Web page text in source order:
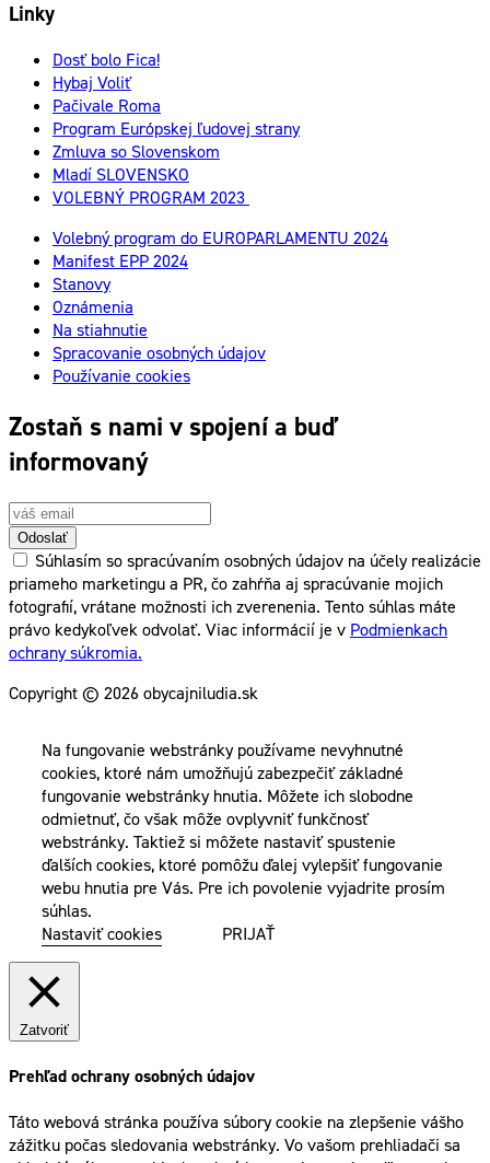
Linky
Dosť bolo Fica!
Hybaj Voliť
Pačivale Roma
Program Európskej ľudovej strany
Zmluva so Slovenskom
Mladí SLOVENSKO
VOLEBNÝ PROGRAM 2023
Volebný program do EUROPARLAMENTU 2024
Manifest EPP 2024
Stanovy
Oznámenia
Na stiahnutie
Spracovanie osobných údajov
Používanie cookies
Zostaň s nami v spojení a buď
informovaný
Odoslať
Súhlasím so spracúvaním osobných údajov na účely realizácie
priameho marketingu a PR, čo zahŕňa aj spracúvanie mojich
fotografií, vrátane možnosti ich zverenenia. Tento súhlas máte
právo kedykoľvek odvolať. Viac informácií je v Podmienkach
ochrany súkromia.
Copyright © 2026 obycajniludia.sk
Na fungovanie webstránky používame nevyhnutné
cookies, ktoré nám umožňujú zabezpečiť základné
fungovanie webstránky hnutia. Môžete ich slobodne
odmietnuť, čo však môže ovplyvniť funkčnosť
webstránky. Taktiež si môžete nastaviť spustenie
ďalších cookies, ktoré pomôžu ďalej vylepšiť fungovanie
webu hnutia pre Vás. Pre ich povolenie vyjadrite prosím
súhlas.
Nastaviť cookies
PRIJAŤ
Zatvoriť
Prehľad ochrany osobných údajov
Táto webová stránka používa súbory cookie na zlepšenie vášho
zážitku počas sledovania webstránky. Vo vašom prehliadači sa